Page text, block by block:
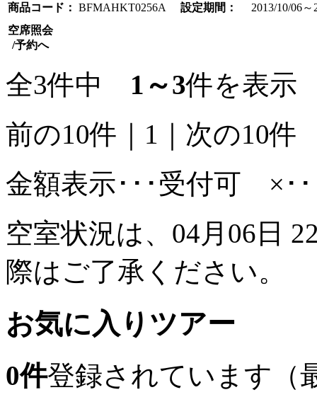
商品コード： BFMAHKT0256A 設定期間：
2013/10/06～
空席照会
/予約へ
全3件中 1～3件を表示
前の10件
1
次の10件
金額表示･･･受付可 ×･
空室状況は、04月06日
際はご了承ください。
お気に入りツアー
0件登録されています（